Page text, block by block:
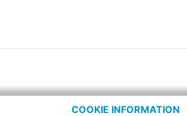
COOKIE INFORMATION